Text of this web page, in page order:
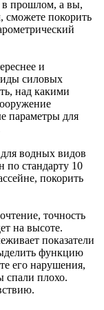
в прошлом, а вы,
сможете покорить
и
силовых
над какими
параметры для
водных видов
по стандарту 10
покорить
точность
на высоте.
показатели
функцию
его нарушения,
спали плохо.